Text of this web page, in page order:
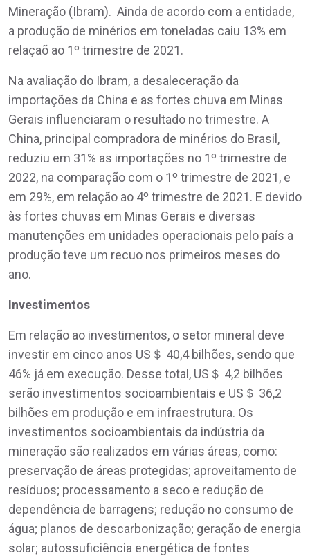
Mineração (Ibram). Ainda de acordo com a entidade,
a produção de minérios em toneladas caiu 13% em
relaçaõ ao 1º trimestre de 2021.
Na avaliação do Ibram, a desaleceração da
importações da China e as fortes chuva em Minas
Gerais influenciaram o resultado no trimestre. A
China, principal compradora de minérios do Brasil,
reduziu em 31% as importações no 1º trimestre de
2022, na comparação com o 1º trimestre de 2021, e
em 29%, em relação ao 4º trimestre de 2021. E devido
às fortes chuvas em Minas Gerais e diversas
manutenções em unidades operacionais pelo país a
produção teve um recuo nos primeiros meses do
ano.
Investimentos
Em relação ao investimentos, o setor mineral deve
investir em cinco anos US＄ 40,4 bilhões, sendo que
46% já em execução. Desse total, US＄ 4,2 bilhões
serão investimentos socioambientais e US＄ 36,2
bilhões em produção e em infraestrutura. Os
investimentos socioambientais da indústria da
mineração são realizados em várias áreas, como:
preservação de áreas protegidas; aproveitamento de
resíduos; processamento a seco e redução de
dependência de barragens; redução no consumo de
água; planos de descarbonização; geração de energia
solar; autossuficiência energética de fontes